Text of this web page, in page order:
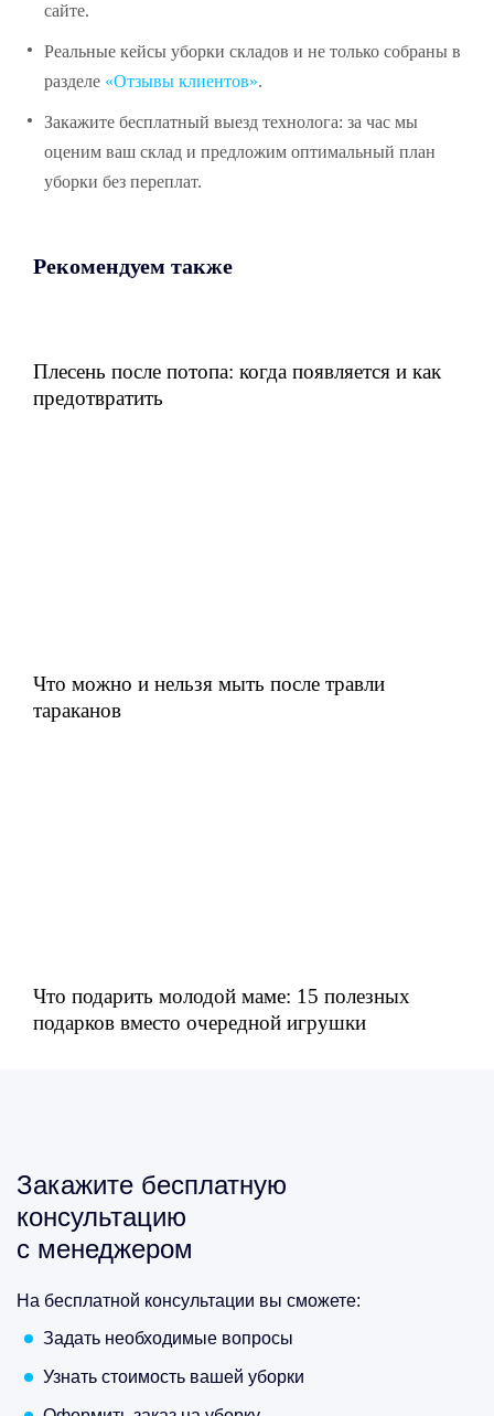
сайте.
Реальные кейсы уборки складов и не только собраны в
разделе «Отзывы клиентов».
Закажите бесплатный выезд технолога: за час мы
оценим ваш склад и предложим оптимальный план
уборки без переплат.
Рекомендуем также
Плесень после потопа: когда появляется и как
предотвратить
Что можно и нельзя мыть после травли
тараканов
Что подарить молодой маме: 15 полезных
подарков вместо очередной игрушки
Закажите бесплатную
консультацию
с менеджером
На бесплатной консультации вы сможете:
Задать необходимые вопросы
Узнать стоимость вашей уборки